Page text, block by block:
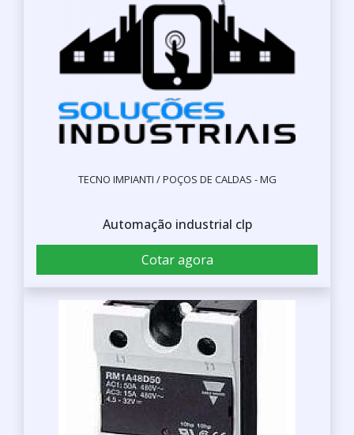
TECNO IMPIANTI / POÇOS DE CALDAS - MG
Automação industrial clp
Cotar agora